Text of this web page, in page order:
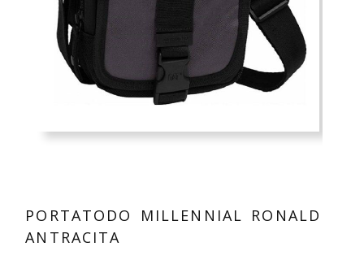
PORTATODO MILLENNIAL RONALD
ANTRACITA